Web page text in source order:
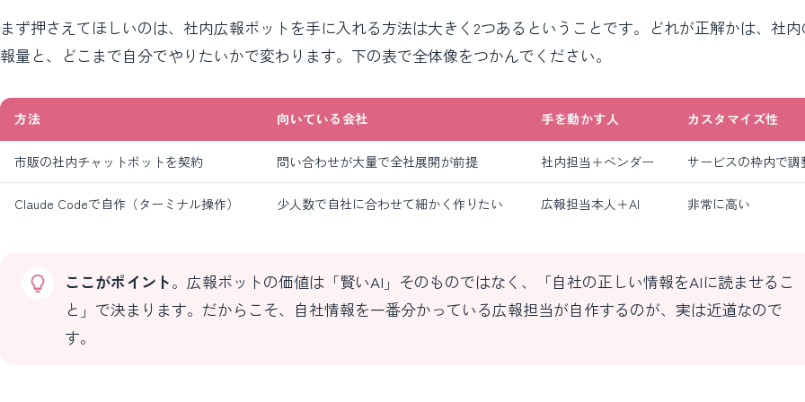
まず押さえてほしいのは、社内広報ボットを手に入れる方法は大きく2つあるということです。どれが正解かは、社
報量と、どこまで自分でやりたいかで変わります。下の表で全体像をつかんでください。
方法 向いている会社 手を動かす人 カスタマイズ性
市販の社内チャットボットを契約 問い合わせが大量で全社展開が前提 社内担当＋ベンダー サービスの枠内で調
Claude Codeで自作（ターミナル操作） 少人数で自社に合わせて細かく作りたい 広報担当本人＋AI 非常に高い
ここがポイント。広報ボットの価値は「賢いAI」そのものではなく、「自社の正しい情報をAIに読ませるこ
と」で決まります。だからこそ、自社情報を一番分かっている広報担当が自作するのが、実は近道なので
す。